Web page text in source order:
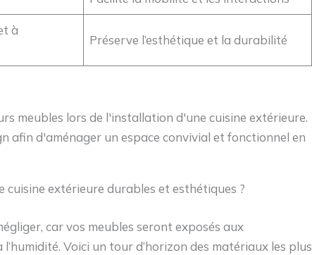
à
Préserve l’esthétique et la durabilité
extérieure durables et esthétiques ?
car vos meubles seront exposés aux
Voici un tour d’horizon des matériaux les plus